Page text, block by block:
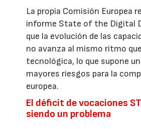
La propia Comisión Europea
informe State of the Digital
que la evolución de las
no avanza al mismo ritmo
tecnológica, lo que supone
mayores riesgos para la
europea.
El déficit de vocaciones
siendo un problema